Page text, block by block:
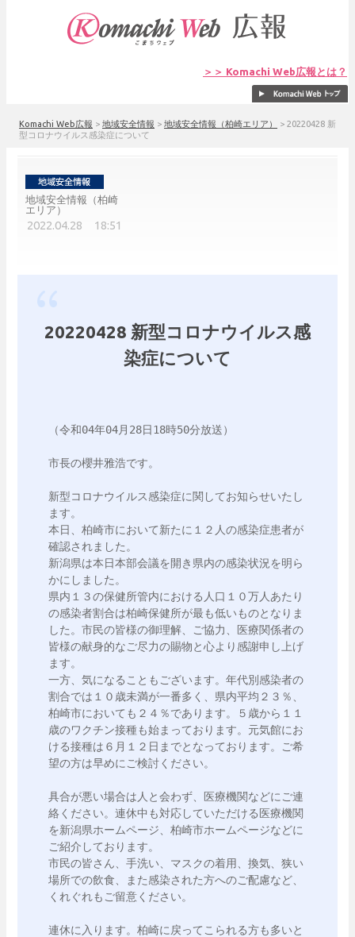
＞＞ Komachi Web広報とは？
Komachi Web広報 > 地域安全情報 > 地域安全情報（柏崎エリア） > 20220428 新
型コロナウイルス感染症について
地域安全情報（柏崎
エリア）
2022.04.28 18:51
20220428 新型コロナウイルス感
染症について
（令和04年04月28日18時50分放送）
市長の櫻井雅浩です。
新型コロナウイルス感染症に関してお知らせいたし
ます。
本日、柏崎市において新たに１２人の感染症患者が
確認されました。
新潟県は本日本部会議を開き県内の感染状況を明ら
かにしました。
県内１３の保健所管内における人口１０万人あたり
の感染者割合は柏崎保健所が最も低いものとなりま
した。市民の皆様の御理解、ご協力、医療関係者の
皆様の献身的なご尽力の賜物と心より感謝申し上げ
ます。
一方、気になることもございます。年代別感染者の
割合では１０歳未満が一番多く、県内平均２３％、
柏崎市においても２４％であります。５歳から１１
歳のワクチン接種も始まっております。元気館にお
ける接種は６月１２日までとなっております。ご希
望の方は早めにご検討ください。
具合が悪い場合は人と会わず、医療機関などにご連
絡ください。連休中も対応していただける医療機関
を新潟県ホームページ、柏崎市ホームページなどに
ご紹介しております。
市民の皆さん、手洗い、マスクの着用、換気、狭い
場所での飲食、また感染された方へのご配慮など、
くれぐれもご留意ください。
連休に入ります。柏崎に戻ってこられる方も多いと